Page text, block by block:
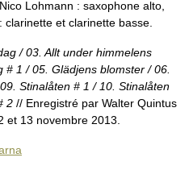
Lohmann : saxophone alto,
et clarinette basse.
/ 03. Allt under himmelens
1 / 05. Glädjens blomster / 06.
Stinalåten # 1 / 10. Stinalåten
2 // Enregistré par Walter Quintus
et 13 novembre 2013.